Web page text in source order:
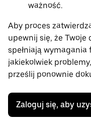
ważność.
Aby proces
upewnij się, że Twoje
spełniają wymagania
jakiekolwiek
prześlij ponownie
Zaloguj się, aby